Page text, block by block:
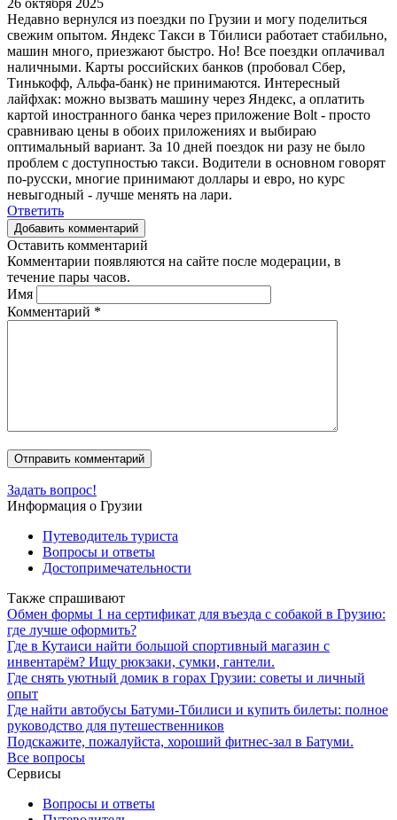
Недавно вернулся из поездки по Грузии и могу поделиться
свежим опытом. Яндекс Такси в Тбилиси работает стабильно,
машин много, приезжают быстро. Но! Все поездки оплачивал
наличными. Карты российских банков (пробовал Сбер,
Тинькофф, Альфа-банк) не принимаются. Интересный
лайфхак: можно вызвать машину через Яндекс, а оплатить
картой иностранного банка через приложение Bolt - просто
сравниваю цены в обоих приложениях и выбираю
оптимальный вариант. За 10 дней поездок ни разу не было
проблем с доступностью такси. Водители в основном говорят
по-русски, многие принимают доллары и евро, но курс
невыгодный - лучше менять на лари.
Ответить
Добавить комментарий
Оставить комментарий
Комментарии появляются на сайте после модерации, в
течение пары часов.
Имя
Комментарий *
Задать вопрос!
Информация о Грузии
Путеводитель туриста
Вопросы и ответы
Достопримечательности
Также спрашивают
Обмен формы 1 на сертификат для въезда с собакой в Грузию:
где лучше оформить?
Где в Кутаиси найти большой спортивный магазин с
инвентарём? Ищу рюкзаки, сумки, гантели.
Где снять уютный домик в горах Грузии: советы и личный
опыт
Где найти автобусы Батуми-Тбилиси и купить билеты: полное
руководство для путешественников
Подскажите, пожалуйста, хороший фитнес-зал в Батуми.
Все вопросы
Сервисы
Вопросы и ответы